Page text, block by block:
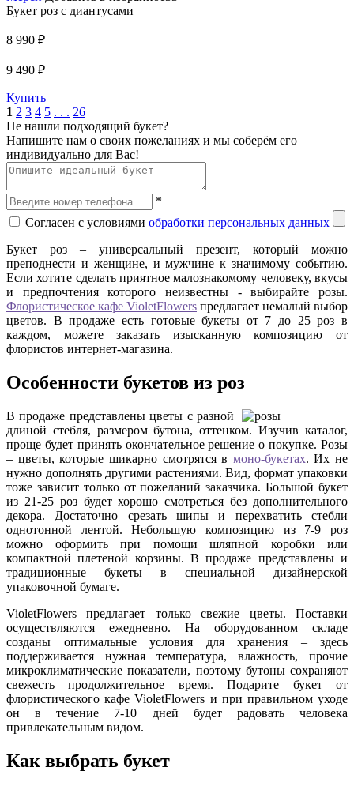
Букет роз с диантусами
8 990 ₽
9 490 ₽
Купить
1 2 3 4 5 . . . 26
Не нашли подходящий букет?
Напишите нам о своих пожеланиях и мы соберём его
индивидуально для Вас!
*
Согласен с условиями обработки персональных данных
Букет роз – универсальный презент, который можно
преподнести и женщине, и мужчине к значимому событию.
Если хотите сделать приятное малознакомому человеку, вкусы
и предпочтения которого неизвестны - выбирайте розы.
Флористическое кафе VioletFlowers предлагает немалый выбор
цветов. В продаже есть готовые букеты от 7 до 25 роз в
каждом, можете заказать изысканную композицию от
флористов интернет-магазина.
Особенности букетов из роз
В продаже представлены цветы с разной
длиной стебля, размером бутона, оттенком. Изучив каталог,
проще будет принять окончательное решение о покупке. Розы
– цветы, которые шикарно смотрятся в моно-букетах. Их не
нужно дополнять другими растениями. Вид, формат упаковки
тоже зависит только от пожеланий заказчика. Большой букет
из 21-25 роз будет хорошо смотреться без дополнительного
декора. Достаточно срезать шипы и перехватить стебли
однотонной лентой. Небольшую композицию из 7-9 роз
можно оформить при помощи шляпной коробки или
компактной плетеной корзины. В продаже представлены и
традиционные букеты в специальной дизайнерской
упаковочной бумаге.
VioletFlowers предлагает только свежие цветы. Поставки
осуществляются ежедневно. На оборудованном складе
созданы оптимальные условия для хранения – здесь
поддерживается нужная температура, влажность, прочие
микроклиматические показатели, поэтому бутоны сохраняют
свежесть продолжительное время. Подарите букет от
флористического кафе VioletFlowers и при правильном уходе
он в течение 7-10 дней будет радовать человека
привлекательным видом.
Как выбрать букет